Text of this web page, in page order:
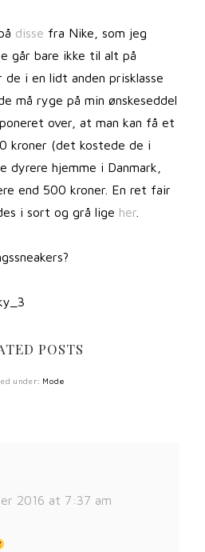
disse fra Nike, som jeg
går bare ikke til alt på
de i en lidt anden prisklasse
må ryge på min ønskeseddel
over, at man kan få et
kroner (det kostede de i
dyrere hjemme i Danmark,
end 500 kroner. En ret fair
i sort og grå lige her
POSTS
under: Mode
2016 at 7:37 am